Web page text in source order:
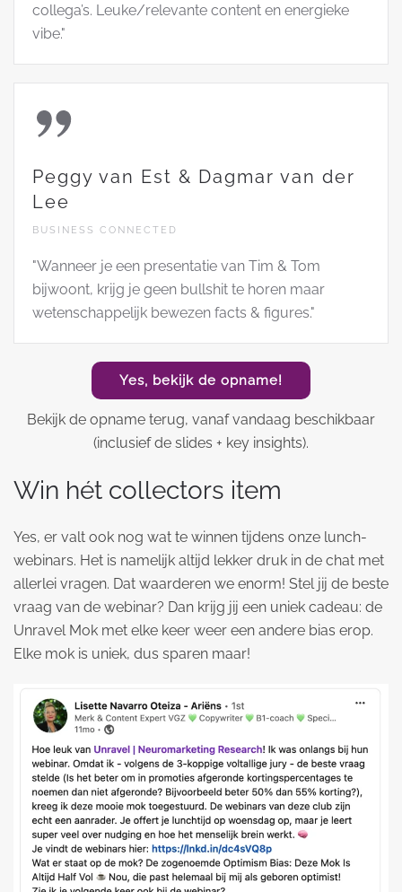
collega’s. Leuke/relevante content en energieke
vibe."
Peggy van Est & Dagmar van der
Lee
BUSINESS CONNECTED
"Wanneer je een presentatie van Tim & Tom
bijwoont, krijg je geen bullshit te horen maar
wetenschappelijk bewezen facts & figures."
Yes, bekijk de opname!
Bekijk de opname terug, vanaf vandaag beschikbaar
(inclusief de slides + key insights).
Win hét collectors item
Yes, er valt ook nog wat te winnen tijdens onze lunch-
webinars. Het is namelijk altijd lekker druk in de chat met
allerlei vragen. Dat waarderen we enorm! Stel jij de beste
vraag van de webinar? Dan krijg jij een uniek cadeau: de
Unravel Mok met elke keer weer een andere bias erop.
Elke mok is uniek, dus sparen maar!